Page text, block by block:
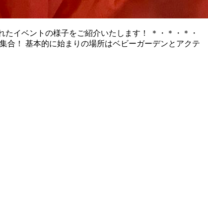
イベントの様子をご紹介いたします！ ＊・＊・＊・
合！ 基本的に始まりの場所はベビーガーデンとアクテ